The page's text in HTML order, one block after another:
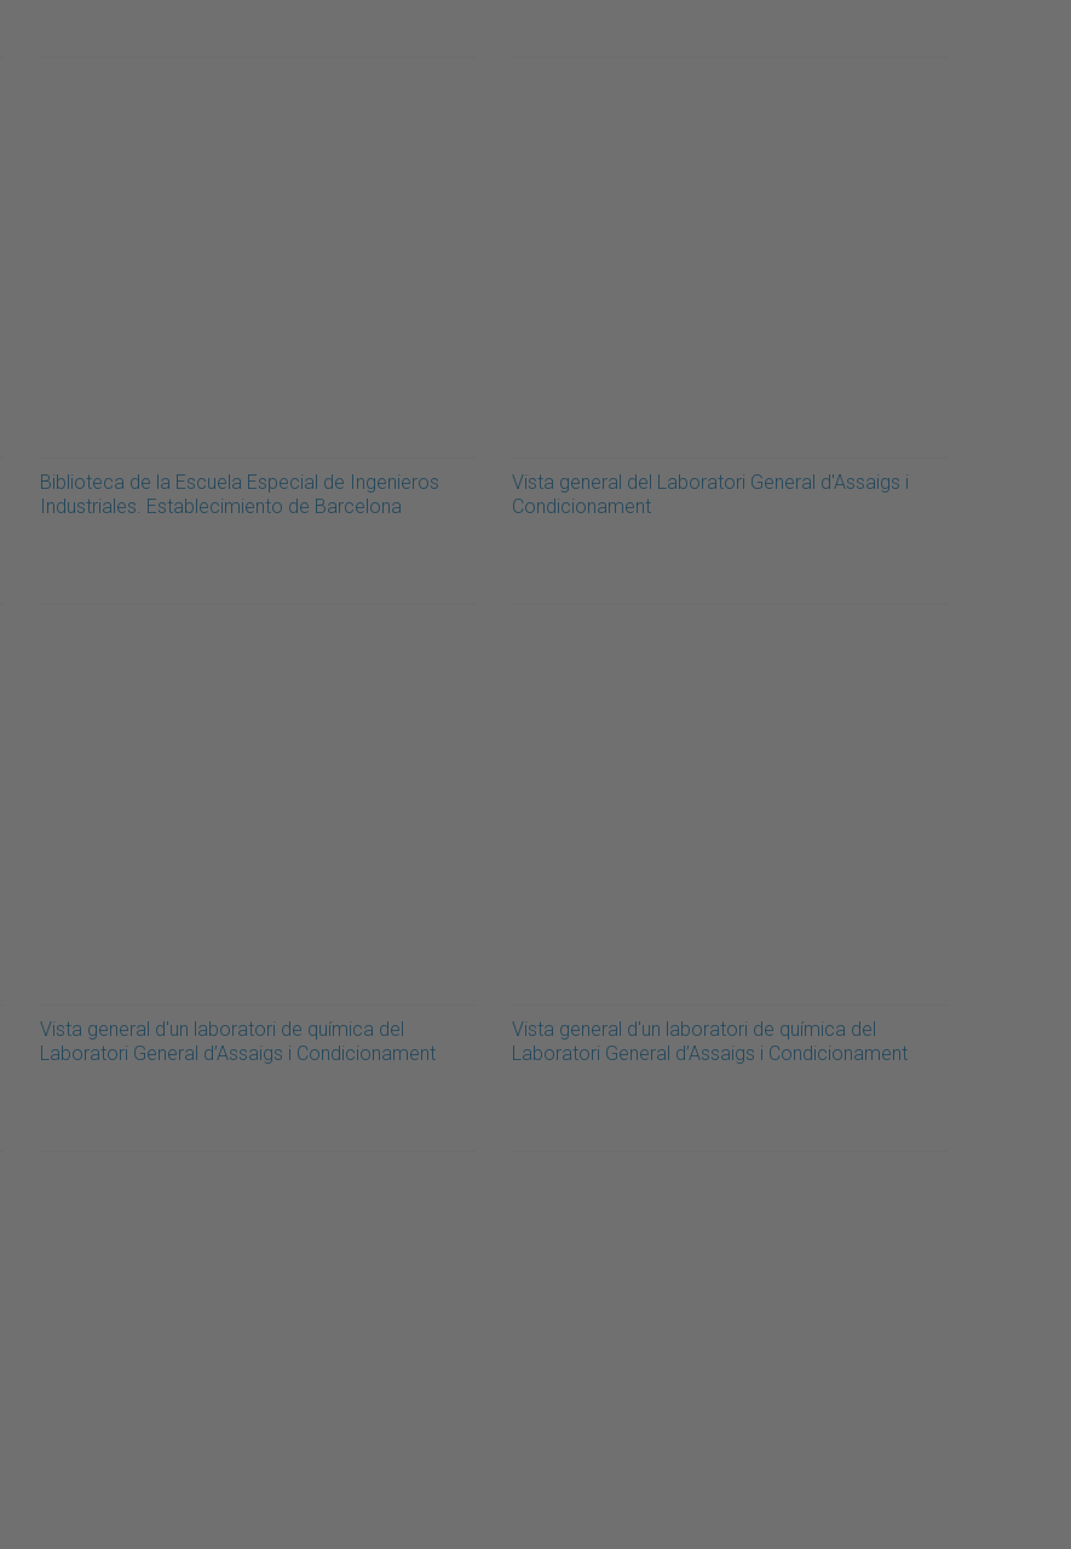
Biblioteca de la Escuela Especial de Ingenieros
Industriales. Establecimiento de Barcelona
Vista general del Laboratori General d'Assaigs i
Condicionament
Vista general d'un laboratori de química del
Laboratori General d’Assaigs i Condicionament
Vista general d'un laboratori de química del
Laboratori General d’Assaigs i Condicionament